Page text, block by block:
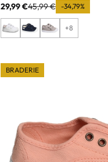
29,99 €45,99 € -34,79%
+8
BRADERIE